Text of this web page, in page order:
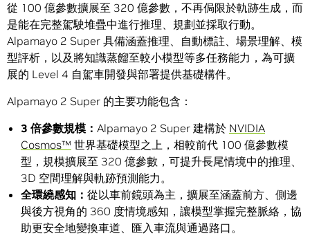
從 100 億參數擴展至 320 億參數，不再侷限於軌跡生成，而
是能在完整駕駛堆疊中進行推理、規劃並採取行動。
Alpamayo 2 Super 具備涵蓋推理、自動標註、場景理解、模
型評析，以及將知識蒸餾至較小模型等多任務能力，為可擴
展的 Level 4 自駕車開發與部署提供基礎構件。
Alpamayo 2 Super 的主要功能包含：
3 倍參數規模： Alpamayo 2 Super 建構於 NVIDIA
Cosmos™ 世界基礎模型之上，相較前代 100 億參數模
型，規模擴展至 320 億參數，可提升長尾情境中的推理、
3D 空間理解與軌跡預測能力。
全環繞感知： 從以車前鏡頭為主，擴展至涵蓋前方、側邊
與後方視角的 360 度情境感知，讓模型掌握完整脈絡，協
助更安全地變換車道、匯入車流與通過路口。